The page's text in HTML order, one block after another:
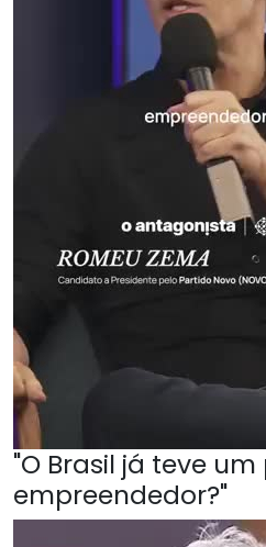
"O Brasil já teve
empreendedor?"